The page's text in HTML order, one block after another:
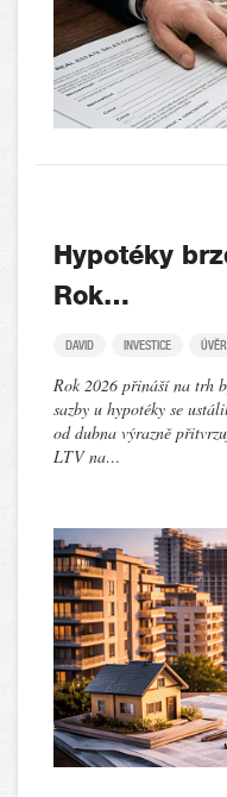
Hypotéky
Rok…
DAVID INVESTICE
Rok 2026 přináší na trh
sazby u hypotéky se
od dubna výrazně
LTV na…